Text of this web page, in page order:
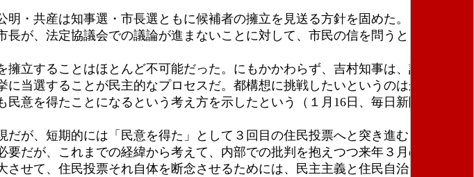
・共産は知事選・市長選ともに候補者の擁立を見送る方針を固めた。これと同
が、法定協議会での議論が進まないことに対して、市民の信を問うとして市長
立することはほとんど不可能だった。にもかかわらず、吉村知事は、記者会見
当選することが民主的なプロセスだ。都構想に挑戦したいというのはかねがね
意を得たことになるという考え方を示したという（１月16日、毎日新聞）。ま
が、短期的には「民意を得た」として３回目の住民投票へと突き進むことも考
だが、これまでの経緯から考えて、内部での批判を抱えつつ来年３月の統一自
せて、住民投票それ自体を断念させるためには、民主主義と住民自治を掲げた